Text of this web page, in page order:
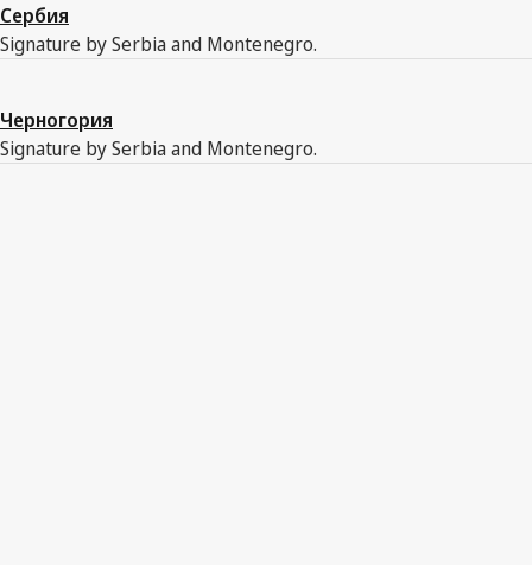
Сербия
Signature by Serbia and Montenegro.
Черногория
Signature by Serbia and Montenegro.